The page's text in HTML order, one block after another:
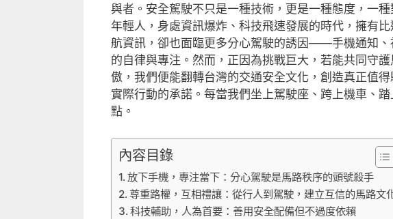
與者。安全駕駛不只是一種技術，更是一種態度，一
年輕人，身處資訊爆炸、科技飛速發展的時代，擁有
航資訊，卻也面臨更多分心駕駛的誘因——手機通知
的自律與專注。然而，正因為挑戰巨大，若能共同守
傲，我們便能翻轉台灣的交通安全文化，創造真正值
實際行動的承諾。每當我們坐上駕駛座、跨上機車、
點。
內容目錄
放下手機，專注當下：分心駕駛是馬路秩序的頭號殺手
尊重路權，互相禮讓：從行人到駕駛，建立互信的馬路文
科技輔助，人為首要：善用安全配備但不過度依賴